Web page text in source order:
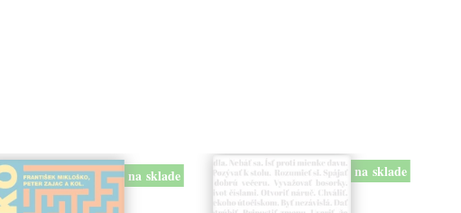
na sklade na sklade